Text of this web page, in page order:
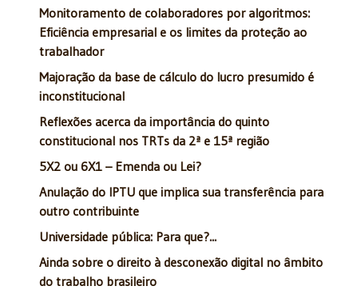
Monitoramento de colaboradores por algoritmos:
Eficiência empresarial e os limites da proteção ao
trabalhador
Majoração da base de cálculo do lucro presumido é
inconstitucional
Reflexões acerca da importância do quinto
constitucional nos TRTs da 2ª e 15ª região
5X2 ou 6X1 – Emenda ou Lei?
Anulação do IPTU que implica sua transferência para
outro contribuinte
Universidade pública: Para que?...
Ainda sobre o direito à desconexão digital no âmbito
do trabalho brasileiro